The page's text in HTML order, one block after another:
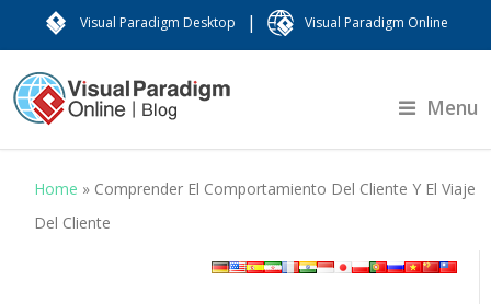
Visual Paradigm Desktop | Visual Paradigm Online
Menu
Home » Comprender El Comportamiento Del Cliente Y El Viaje
Del Cliente